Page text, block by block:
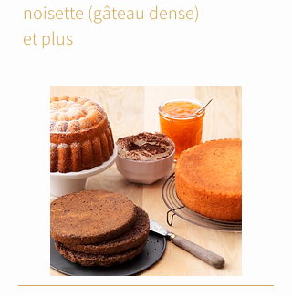
noisette (gâteau dense)
et plus